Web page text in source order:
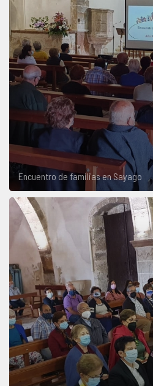
Encuentro de familias en Sayago